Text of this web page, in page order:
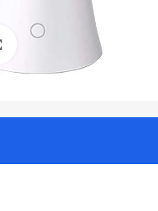
Click to enlarge